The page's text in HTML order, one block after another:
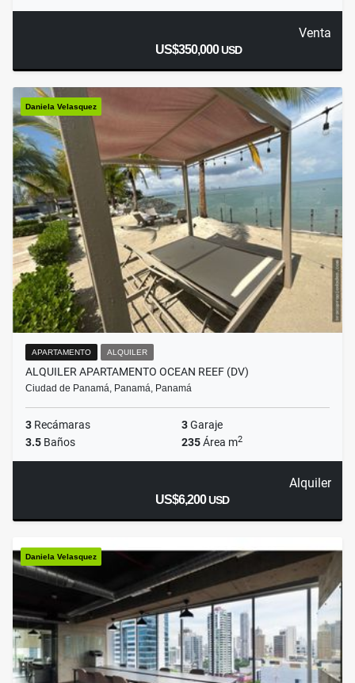
Venta
US$350,000USD
Daniela Velasquez
APARTAMENTO ALQUILER
ALQUILER APARTAMENTO OCEAN REEF (DV)
Ciudad de Panamá, Panamá, Panamá
3 Recámaras 3Garaje
3.5 Baños 235Área m2
Alquiler
US$6,200USD
Daniela Velasquez